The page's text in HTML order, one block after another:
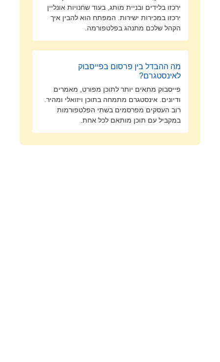
ירכזו בלידים ובניית מותג, בעוד שחנויות אונליין
ירכזו במכירות ישירות. המפתח הוא להבין איך
הקהל שלכם מתנהג בפלטפורמה.
מה ההבדל בין פרסום בפייסבוק
לאינסטגרם?
פייסבוק מתאים יותר לתוכן מפורט, מאמרים
ודיונים. אינסטגרם מתמחה בתוכן ויזואלי ומהיר.
רוב העסקים מפרסמים בשתי הפלטפורמות
במקביל עם תוכן מותאם לכל אחת.